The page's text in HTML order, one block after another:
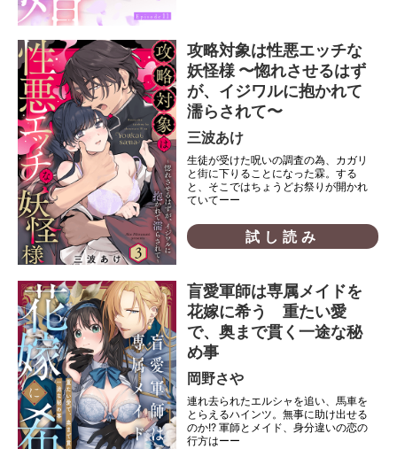
攻略対象は性悪エッチな
妖怪様 〜惚れさせるはず
が、イジワルに抱かれて
濡らされて〜
三波あけ
生徒が受けた呪いの調査の為、カガリ
と街に下りることになった霖。する
と、そこではちょうどお祭りが開かれ
ていてーー
試し読み
盲愛軍師は専属メイドを
花嫁に希う 重たい愛
で、奥まで貫く一途な秘
め事
岡野さや
連れ去られたエルシャを追い、馬車を
とらえるハインツ。無事に助け出せる
のか!? 軍師とメイド、身分違いの恋の
行方はーー